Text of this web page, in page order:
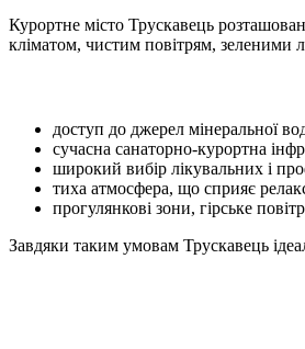
Курортне місто Трускавець
кліматом, чистим повітрям,
доступ до джерел мінеральної
сучасна санаторно-курортна
широкий вибір лікувальних і
тиха атмосфера, що сприяє
прогулянкові зони, гірське
Завдяки таким умовам Трускавець